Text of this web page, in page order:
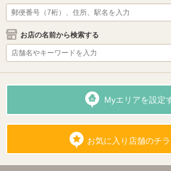
お店の名前から検索する
Myエリアを設定
お気に入り店舗のチ